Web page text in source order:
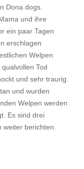
Dona dogs.
und ihre
ein paar Tagen
erschlagen
Welpen
Tod
und sehr traurig.
und wurden
Welpen werden
Es sind drei
berichten.